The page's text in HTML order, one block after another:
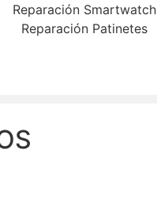
Reparación Smartwatch
Reparación Patinetes